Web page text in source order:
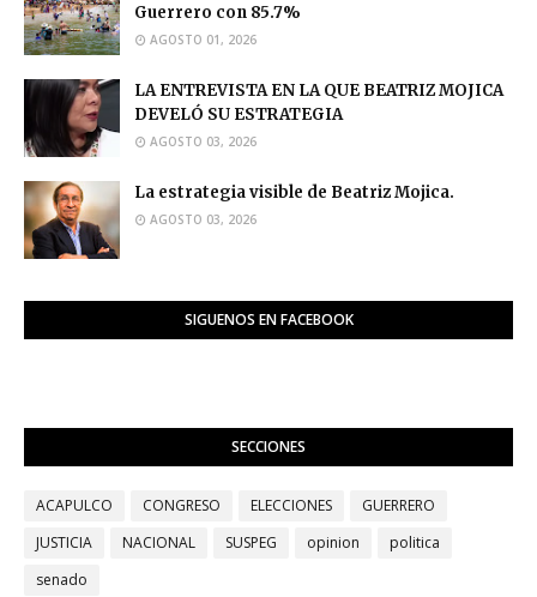
Guerrero con 85.7%
AGOSTO 01, 2026
LA ENTREVISTA EN LA QUE BEATRIZ MOJICA
DEVELÓ SU ESTRATEGIA
AGOSTO 03, 2026
La estrategia visible de Beatriz Mojica.
AGOSTO 03, 2026
SIGUENOS EN FACEBOOK
SECCIONES
ACAPULCO CONGRESO ELECCIONES
GUERRERO
JUSTICIA
NACIONAL SUSPEG opinion
politica
senado